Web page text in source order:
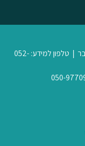
© כל הזכויות שמורות לפסטיבל צלילים במדבר | טלפון למידע: 052-